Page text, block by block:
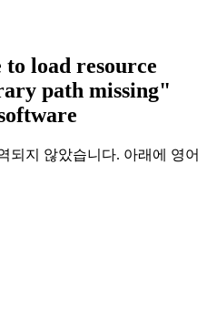
load resource
path missing"
되지 않았습니다. 아래에 영어